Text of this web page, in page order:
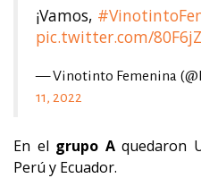
¡Vamos,
pic.twitter.com/
— Vinotinto Femenina
11, 2022
En el grupo Aquedaron
Perú y Ecuador.